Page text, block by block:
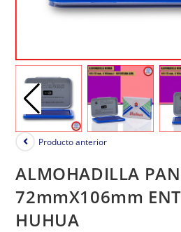
Producto anterior
ALMOHADILLA
72mmX106mm
HUHUA